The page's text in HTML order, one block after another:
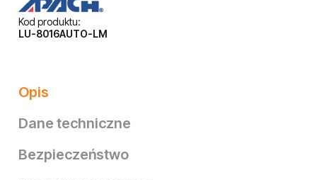
Kod produktu:
LU-8016AUTO-LM
Opis
Dane techniczne
Bezpieczeństwo